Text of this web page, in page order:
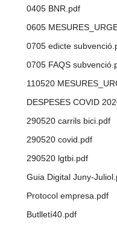
0405 BNR.pdf
0605
0705 edicte
0705 FAQS
110520
DESPESES COVID
290520 carrils bici.pdf
290520 covid.pdf
290520 lgtbi.pdf
Guia Digital Juny-
Protocol empresa.pdf
Butlletí40.pdf